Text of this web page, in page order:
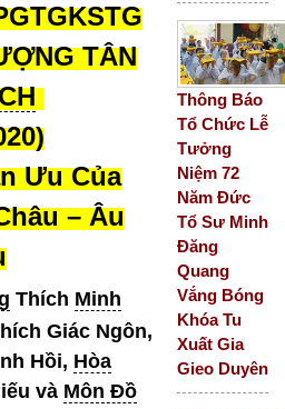
TÂN
Ưu Của
– Âu
Thích Minh
Giác Ngôn,
Hồi, Hòa
và Môn Đồ
Thông Báo
Tổ Chức Lễ
Tưởng
Niệm 72
Năm Đức
Tổ Sư Minh
Đăng
Quang
Vắng Bóng
Khóa Tu
Xuất Gia
Gieo Duyên